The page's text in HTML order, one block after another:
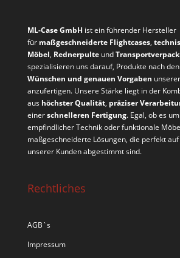
ML-Case GmbH ist ein führender Hersteller
für maßgeschneiderte Flightcases,
Möbel, Rednerpulteund
spezialisieren uns darauf, Produkte nach den
Wünschen und genauen Vorgaben
anzufertigen. Unsere Stärke liegt in der
aus höchster Qualität, präziser
einerschnelleren Fertigung. Egal, ob es
empfindlicher Technik oder funktionale
maßgeschneiderte Lösungen, die perfekt
unserer Kunden abgestimmt sind.
Rechtliches
AGB`s
Impressum